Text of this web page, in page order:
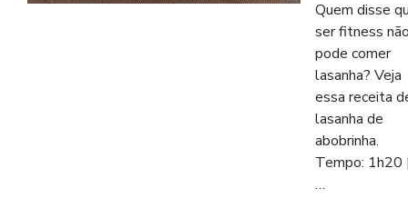
Quem disse
ser fitness
pode comer
lasanha? Veja
essa receita
lasanha de
abobrinha.
Tempo: 1h20
…